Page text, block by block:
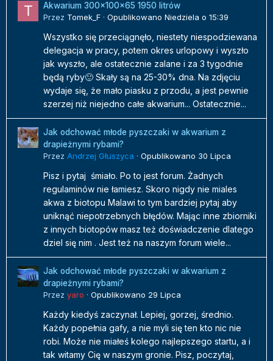
Akwarium 300x100x65 1950 litrów
Przez Tomek_F · Opublikowano Niedziela o 15:39
Wszystko się przeciągnęło, niestety niespodziewana
delegacja w pracy, potem okres urlopowy i wyszło
jak wyszło, ale ostatecznie zalane i za 3 tygodnie
będą ryby🙂 Skały są na 25-30% dna. Na zdjęciu
wydaje się, że mało piasku z przodu, a jest pewnie
szerzej niż niejedno całe akwarium... Ostatecznie...
Jak odchować młode pyszczaki w akwarium z
drapieżnymi rybami?
Przez Andrzej Głuszyca · Opublikowano 30 Lipca
Pisz i pytaj śmiało. Po to jest forum. Żadnych
regulaminów nie łamiesz. Skoro nigdy nie miales
akwa z biotopu Malawi to tym bardziej pytaj aby
uniknąć niepotrzebnych błędów. Mając inne zbiorniki
z innych biotopów masz też doświadczenie dlatego
dziel się nim . Jest też na naszym forum wiele...
Jak odchować młode pyszczaki w akwarium z
drapieżnymi rybami?
Przez yaro · Opublikowano 29 Lipca
Każdy kiedyś zaczynał. Lepiej, gorzej, średnio.
Każdy popełnia gafy, a nie myli się ten kto nic nie
robi. Może nie miałeś kolego najlepszego startu, a i
tak witamy Cię w naszym gronie. Pisz, poczytaj,